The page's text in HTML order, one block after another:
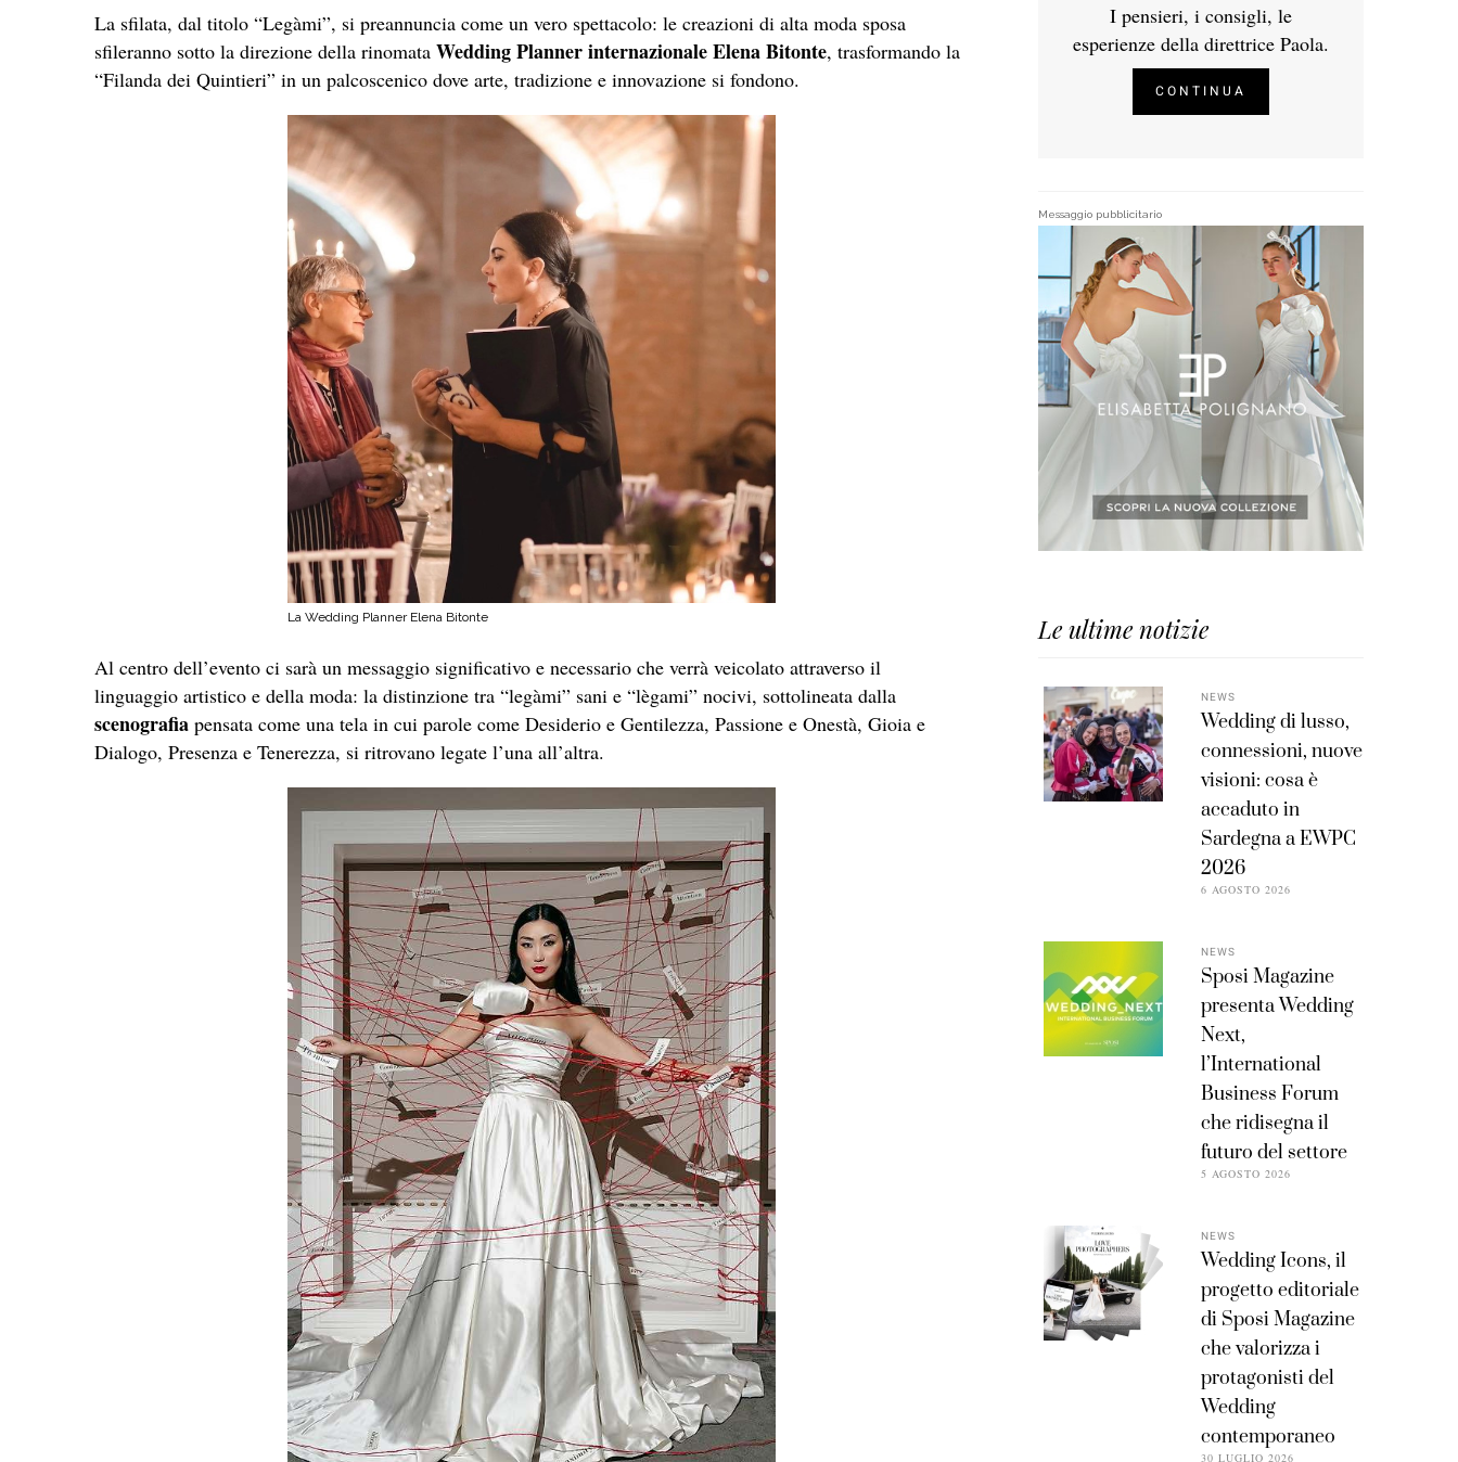
La sfilata, dal titolo “Legàmi”, si preannuncia come un vero spettacolo: le creazioni di alta moda sposa
sfileranno sotto la direzione della rinomata Wedding Planner internazionaleElena Bitonte, trasformando la
“Filanda dei Quintieri” in un palcoscenico dove arte, tradizione e innovazione si fondono.
La Wedding Planner Elena Bitonte
Al centro dell’evento ci sarà un messaggio significativo e necessario che verrà veicolato attraverso il
linguaggio artistico e della moda: la distinzione tra “legàmi” sani e “lègami” nocivi, sottolineata dalla
scenografia pensata come una tela in cui parole come Desiderio e Gentilezza, Passione e Onestà, Gioia e
Dialogo, Presenza e Tenerezza, si ritrovano legate l’una all’altra.
I pensieri, i consigli, le
esperienze della direttrice Paola.
CONTINUA
Messaggio pubblicitario
Le ultime notizie
NEWS
Wedding di lusso,
connessioni, nuove
visioni: cosa è
accaduto in
Sardegna a EWPC
2026
6 AGOSTO 2026
NEWS
Sposi Magazine
presenta Wedding
Next,
l’International
Business Forum
che ridisegna il
futuro del settore
5 AGOSTO 2026
NEWS
Wedding Icons, il
progetto editoriale
di Sposi Magazine
che valorizza i
protagonisti del
Wedding
contemporaneo
30 LUGLIO 2026